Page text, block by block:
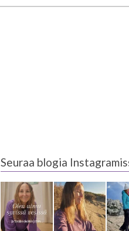
Seuraa blogia